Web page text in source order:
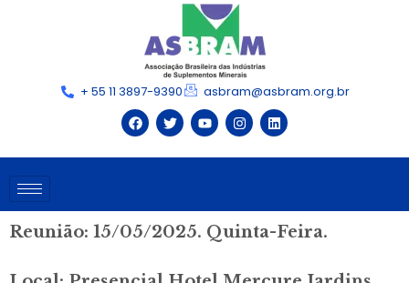
+ 55 11 3897-9390 asbram@asbram.org.br
Reunião: 15/05/2025. Quinta-Feira.